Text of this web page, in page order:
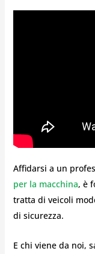
Affidarsi a un
per la macchina, è
tratta di veicoli
di sicurezza.
E chi viene da noi,